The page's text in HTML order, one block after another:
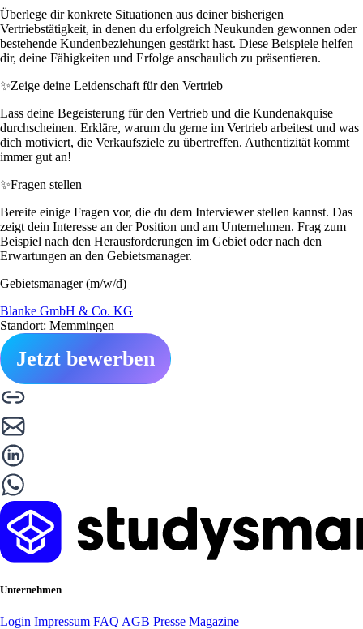
Überlege dir konkrete Situationen aus deiner bisherigen
Vertriebstätigkeit, in denen du erfolgreich Neukunden gewonnen oder
bestehende Kundenbeziehungen gestärkt hast. Diese Beispiele helfen
dir, deine Fähigkeiten und Erfolge anschaulich zu präsentieren.
✨Zeige deine Leidenschaft für den Vertrieb
Lass deine Begeisterung für den Vertrieb und die Kundenakquise
durchscheinen. Erkläre, warum du gerne im Vertrieb arbeitest und was
dich motiviert, die Verkaufsziele zu übertreffen. Authentizität kommt
immer gut an!
✨Fragen stellen
Bereite einige Fragen vor, die du dem Interviewer stellen kannst. Das
zeigt dein Interesse an der Position und am Unternehmen. Frag zum
Beispiel nach den Herausforderungen im Gebiet oder nach den
Erwartungen an den Gebietsmanager.
Gebietsmanager (m/w/d)
Blanke GmbH & Co. KG
Standort: Memmingen
Jetzt bewerben
Unternehmen
Login Impressum FAQ AGB Presse Magazine